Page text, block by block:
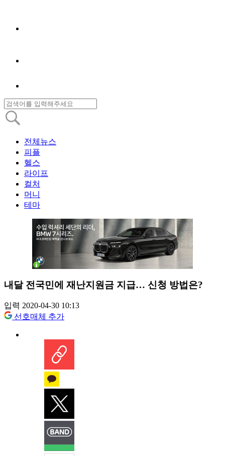
전체뉴스
피플
헬스
라이프
컬처
머니
테마
내달 전국민에 재난지원금 지급… 신청 방법은?
입력 2020-04-30 10:13
선호매체 추가